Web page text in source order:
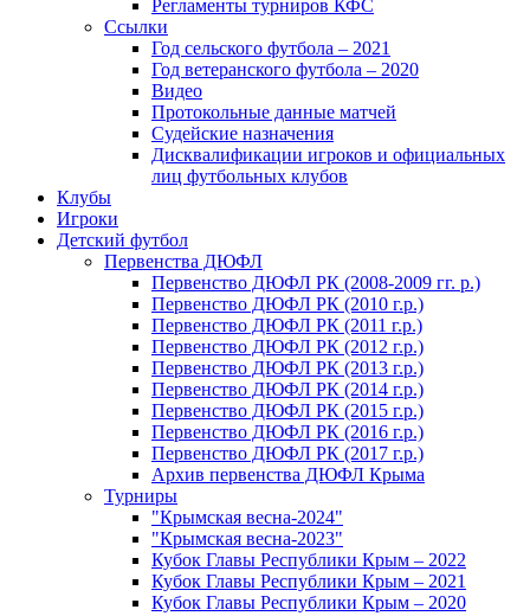
Регламенты турниров КФС
Ссылки
Год сельского футбола – 2021
Год ветеранского футбола – 2020
Видео
Протокольные данные матчей
Судейские назначения
Дисквалификации игроков и официальных
лиц футбольных клубов
Клубы
Игроки
Детский футбол
Первенства ДЮФЛ
Первенство ДЮФЛ РК (2008-2009 гг. р.)
Первенство ДЮФЛ РК (2010 г.р.)
Первенство ДЮФЛ РК (2011 г.р.)
Первенство ДЮФЛ РК (2012 г.р.)
Первенство ДЮФЛ РК (2013 г.р.)
Первенство ДЮФЛ РК (2014 г.р.)
Первенство ДЮФЛ РК (2015 г.р.)
Первенство ДЮФЛ РК (2016 г.р.)
Первенство ДЮФЛ РК (2017 г.р.)
Архив первенства ДЮФЛ Крыма
Турниры
"Крымская весна-2024"
"Крымская весна-2023"
Кубок Главы Республики Крым – 2022
Кубок Главы Республики Крым – 2021
Кубок Главы Республики Крым – 2020